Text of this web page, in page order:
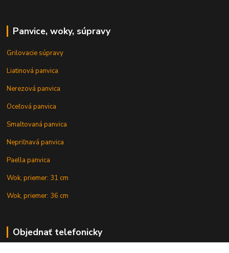
Panvice, woky, súpravy
Grilovacie súpravy
Liatinová panvica
Nerezová panvica
Oceľová panvica
Smaltovaná panvica
Nepriľnavá panvica
Paella panvica
Wok, priemer: 31 cm
Wok, priemer: 36 cm
Objednať telefonicky